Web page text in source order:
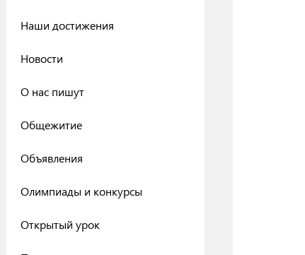
Наши достижения
Новости
О нас пишут
Общежитие
Объявления
Олимпиады и конкурсы
Открытый урок